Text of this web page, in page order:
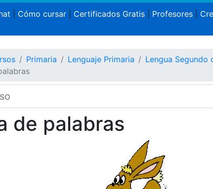
Cómo cursar| Certificados Gratis| Profesores|
Primaria Lenguaje Primaria
Lengua Segundo
de palabras